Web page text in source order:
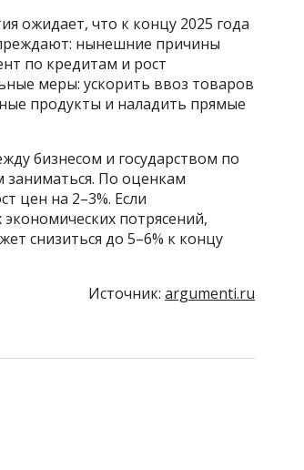
ожидает, что к концу 2025 года
нынешние причины
по кредитам и рост
меры: ускорить ввоз товаров
продукты и наладить прямые
бизнесом и государством по
заниматься. По оценкам
цен на 2–3%. Если
потрясений,
снизиться до 5–6% к концу
Источник: argumenti.ru